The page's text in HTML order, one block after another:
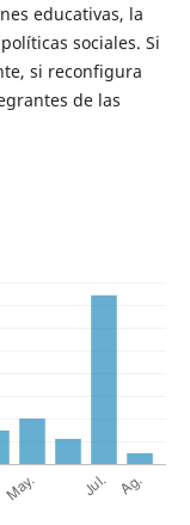
educativas, la
sociales. Si
si reconfigura
de las